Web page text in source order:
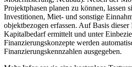
Projektphasen planen zu können, lassen
Investitionen, Miet- und sonstige
objektbezogen erfassen. Auf Basis
Kapitalbedarf ermittelt und unter
Finanzierungskonzepte werden
Finanzierungskennzahlen ausgegeben.